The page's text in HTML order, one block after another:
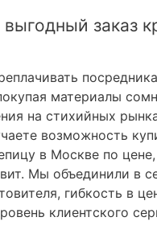
выгодный заказ
материалы
на стихийных
возможность
в Москве по
Мы объединили в
гибкость в
клиентского